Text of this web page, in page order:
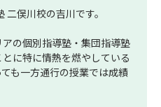
俣川校の吉川です。
の個別指導塾・集団指導塾
に特に情熱を燃やしている
も一方通行の授業では成績